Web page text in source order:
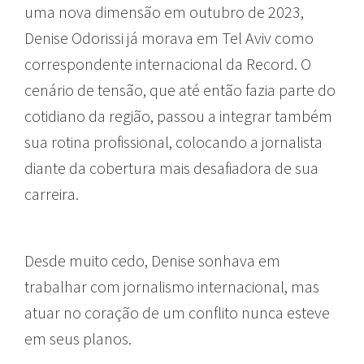
uma nova dimensão em outubro de 2023,
Denise Odorissi já morava em Tel Aviv como
correspondente internacional da Record. O
cenário de tensão, que até então fazia parte do
cotidiano da região, passou a integrar também
sua rotina profissional, colocando a jornalista
diante da cobertura mais desafiadora de sua
carreira.
Desde muito cedo, Denise sonhava em
trabalhar com jornalismo internacional, mas
atuar no coração de um conflito nunca esteve
em seus planos.